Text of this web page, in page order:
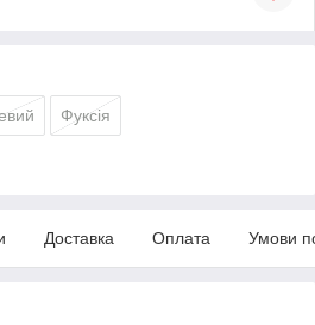
Фуксія
Доставка Оплата Умови